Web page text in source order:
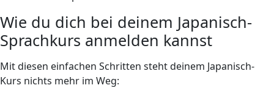
Wie du dich bei deinem Japanisch-
Sprachkurs anmelden kannst
Mit diesen einfachen Schritten steht deinem Japanisch-
Kurs nichts mehr im Weg: